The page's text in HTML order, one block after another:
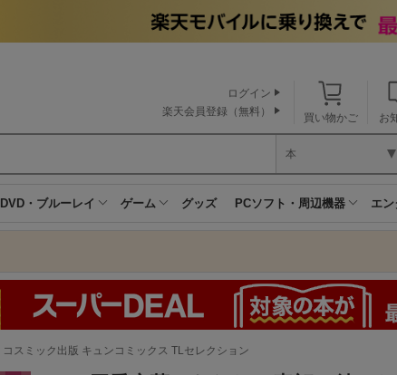
買い物かご お
ログイン
楽天会員登録（無料）
本
DVD・ブルーレイ ゲーム グッズ PCソフト・周辺機器 エ
コスミック出版 キュンコミックス TLセレクション